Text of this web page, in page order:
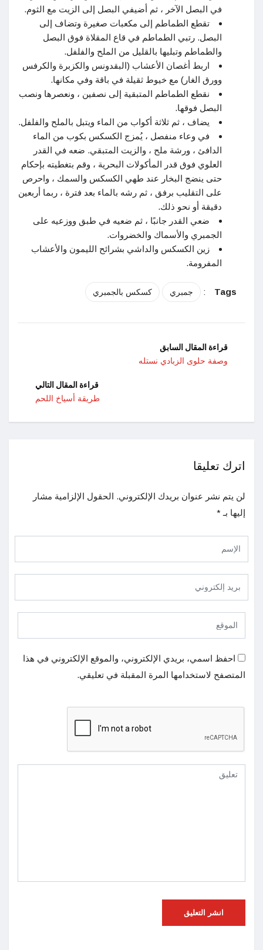
في البصل الآخر ، ثم أضيفي البصل إلى الزيت مع الثوم.
تقطع الطماطم إلى مكعبات صغيرة وتضاف إلى
البصل. رتبي الطماطم في قاع المقلاة فوق البصل
والطماطم وتبليها بالقليل من الملح والفلفل.
اربط أغصان الأعشاب (البقدونس والكزبرة والكرفس
وورق الغار) مع خيوط ثقيلة في باقة وفي مكانها.
نقطع الطماطم المتبقية إلى نصفين ، ونعصرها ونصب
البصل فوقها.
يضاف ، ثم ثلاثة أكواب من الماء ويتبل بالملح والفلفل.
في وعاء منفصل ، يُمزج الكسكس بكوب من الماء
الدافئ ، ورشة ملح ، والزيت المتبقي. ضعه في القدر
العلوي فوق قدر المأكولات البحرية ، وقم بتغطيته بإحكام
حتى ينضج البخار عند طهي الكسكس والسمك ، واحرص
على التقليب برفق ، ثم رشه بالماء بعد فترة ، ربما أربعين
دقيقة أو نحو ذلك.
ضعي القدر جانبًا ، ثم ضعيه في طبق ووزعيه على
الجمبري والأسماك والخضروات.
زين الكسكس والداشي بشرائح الليمون والأعشاب
المفرومة.
Tags
: جمبري كسكس بالجمبري
قراءة المقال السابق
وصفة حلوى الزبادي نستله
قراءة المقال التالي
طريقة أسياخ اللحم
اترك تعليقا
لن يتم نشر عنوان بريدك الإلكتروني. الحقول الإلزامية مشار
إليها بـ *
احفظ اسمي، بريدي الإلكتروني، والموقع الإلكتروني في هذا
المتصفح لاستخدامها المرة المقبلة في تعليقي.